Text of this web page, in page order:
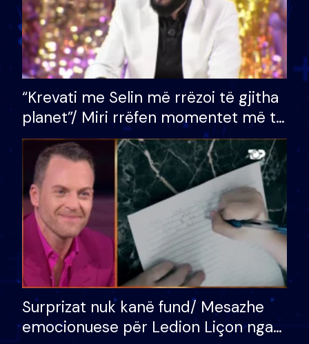
“Krevati me Selin më rrëzoi të gjitha
planet”/ Miri rrëfen momentet më të
bukura në shtëpinë e BB VIP: Do më
mungojë zilja e mëngjesit kur…
Surprizat nuk kanë fund/ Mesazhe
emocionuese për Ledion Liçon nga